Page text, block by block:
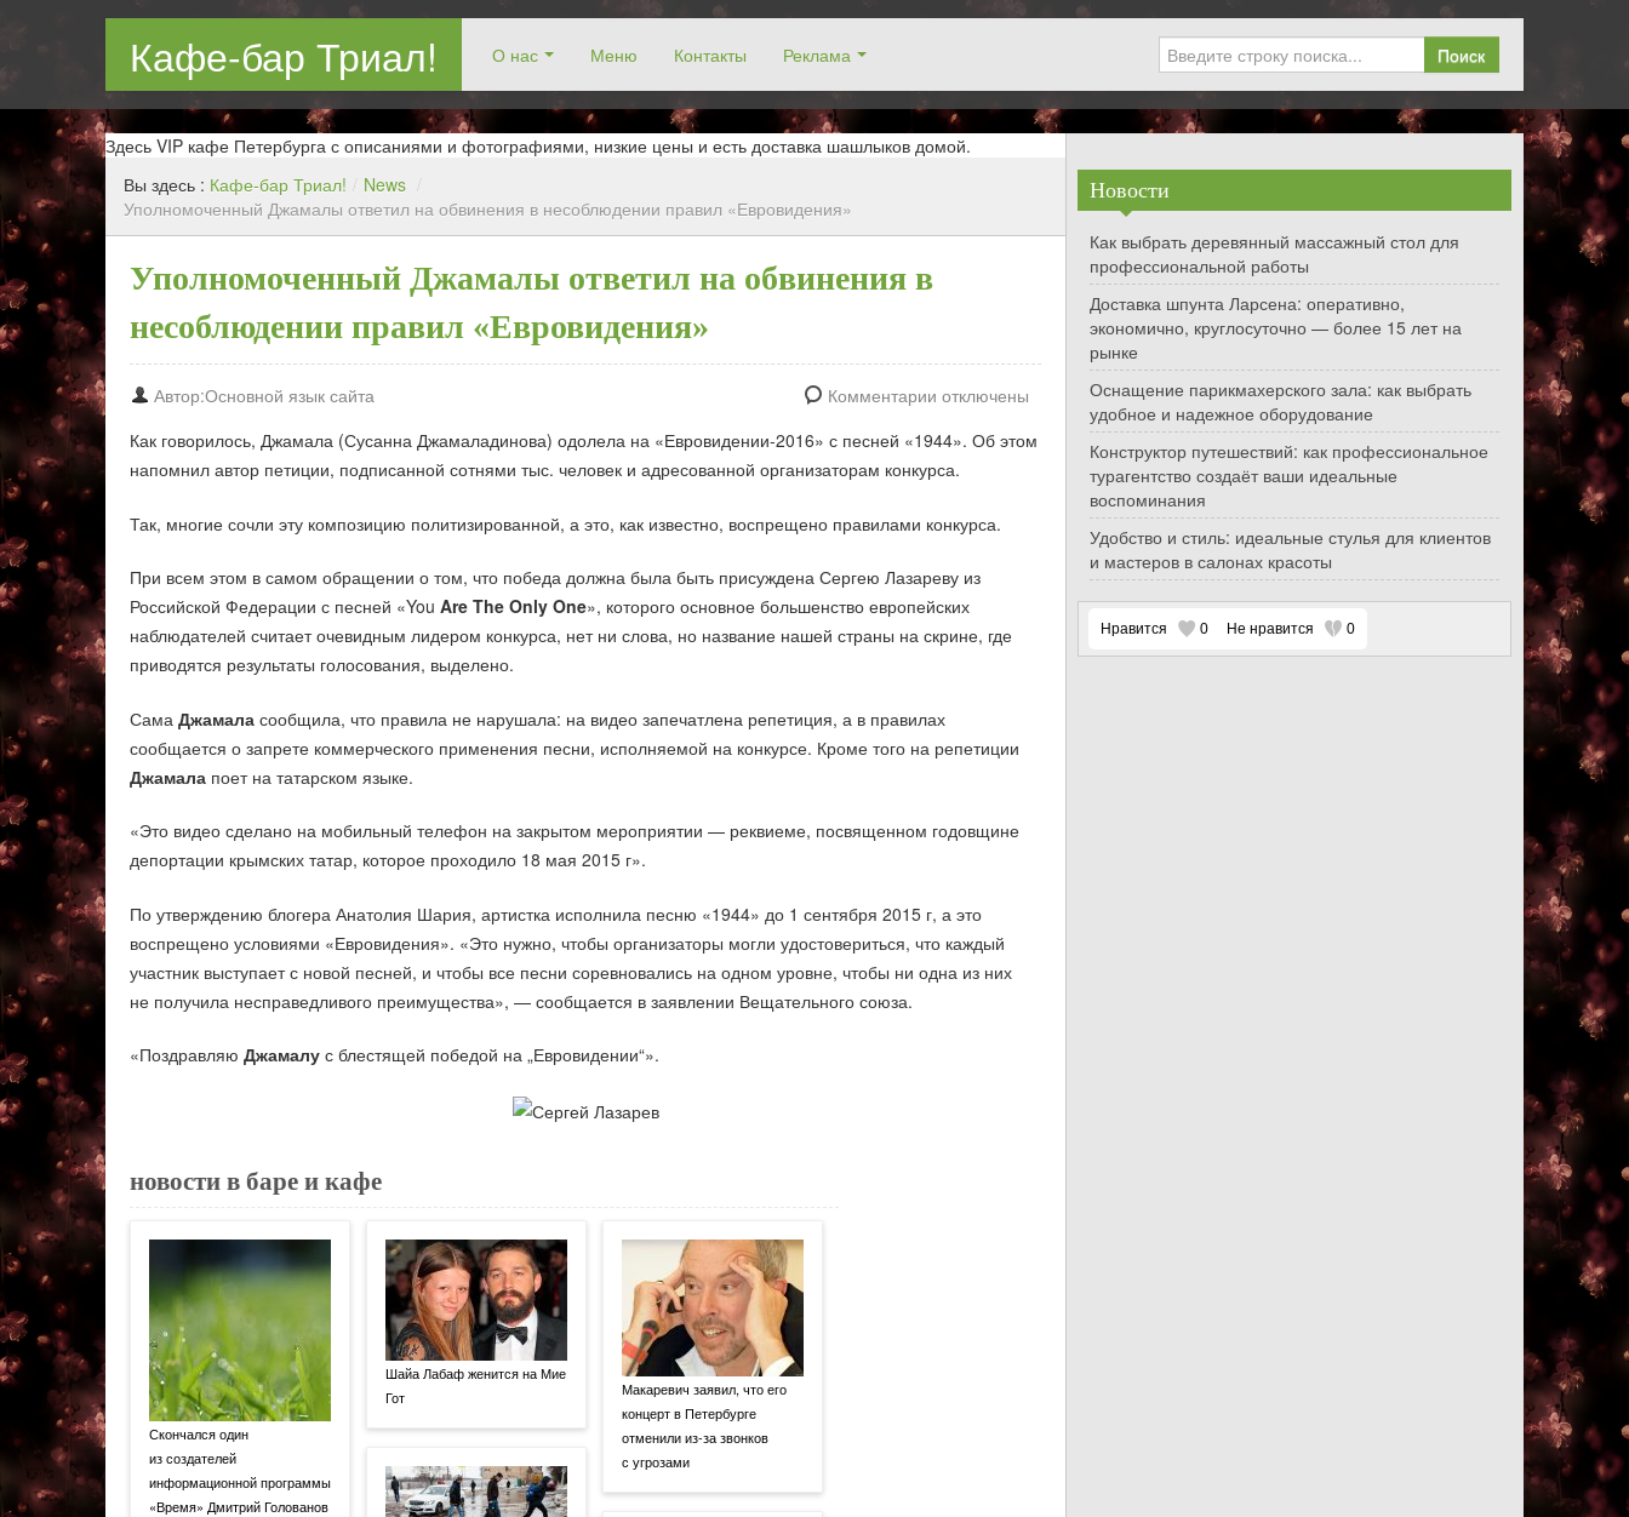
Кафе-бар Триал! О нас Меню Контакты Реклама Поиск
Бар в Новокосин, кафе в Новокосино, ресторан в Новокосино, заказ столика. Работаем без выходных! Низкие цены!
Здесь VIP кафе Петербурга с описаниями и фотографиями, низкие цены и есть доставка шашлыков домой.
Вы здесь : Кафе-бар Триал! / News /
Уполномоченный Джамалы ответил на обвинения в несоблюдении правил «Евровидения»
Уполномоченный Джамалы ответил на обвинения в
несоблюдении правил «Евровидения»
Автор:Основной язык сайта
Комментарии отключены
Как говорилось, Джамала (Сусанна Джамаладинова) одолела на «Евровидении-2016» с песней «1944». Об этом
напомнил автор петиции, подписанной сотнями тыс. человек и адресованной организаторам конкурса.
Так, многие сочли эту композицию политизированной, а это, как известно, воспрещено правилами конкурса.
При всем этом в самом обращении о том, что победа должна была быть присуждена Сергею Лазареву из
Российской Федерации с песней «You Are The Only One», которого основное большенство европейских
наблюдателей считает очевидным лидером конкурса, нет ни слова, но название нашей страны на скрине, где
приводятся результаты голосования, выделено.
Сама Джамала сообщила, что правила не нарушала: на видео запечатлена репетиция, а в правилах
сообщается о запрете коммерческого применения песни, исполняемой на конкурсе. Кроме того на репетиции
Джамала поет на татарском языке.
«Это видео сделано на мобильный телефон на закрытом мероприятии — реквиеме, посвященном годовщине
депортации крымских татар, которое проходило 18 мая 2015 г».
По утверждению блогера Анатолия Шария, артистка исполнила песню «1944» до 1 сентября 2015 г, а это
воспрещено условиями «Евровидения». «Это нужно, чтобы организаторы могли удостовериться, что каждый
участник выступает с новой песней, и чтобы все песни соревновались на одном уровне, чтобы ни одна из них
не получила несправедливого преимущества», — сообщается в заявлении Вещательного союза.
«Поздравляю Джамалу с блестящей победой на „Евровидении“».
новости в баре и кафе
Скончался один
из создателей
информационной программы
«Время» Дмитрий Голованов
Шайа Лабаф женится на Мие
Гот
Макаревич заявил, что его
концерт в Петербурге
отменили из-за звонков
с угрозами
Новости
Как выбрать деревянный массажный стол для
профессиональной работы
Доставка шпунта Ларсена: оперативно,
экономично, круглосуточно — более 15 лет на
рынке
Оснащение парикмахерского зала: как выбрать
удобное и надежное оборудование
Конструктор путешествий: как профессиональное
турагентство создаёт ваши идеальные
воспоминания
Удобство и стиль: идеальные стулья для клиентов
и мастеров в салонах красоты
Нравится 0 Не нравится 0